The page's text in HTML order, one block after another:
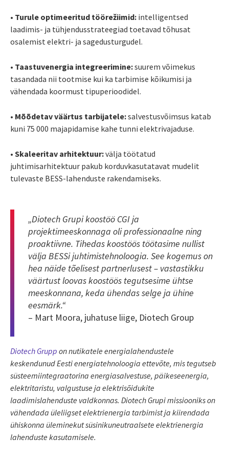
• Turule optimeeritud töörežiimid: intelligentsed
laadimis- ja tühjendusstrateegiad toetavad tõhusat
osalemist elektri- ja sagedusturgudel.
• Taastuvenergia integreerimine:suurem võimekus
tasandada nii tootmise kui ka tarbimise kõikumisi ja
vähendada koormust tipuperioodidel.
• Mõõdetav väärtus tarbijatele:salvestusvõimsus katab
kuni 75 000 majapidamise kahe tunni elektrivajaduse.
• Skaleeritav arhitektuur:välja töötatud
juhtimisarhitektuur pakub korduvkasutatavat mudelit
tulevaste BESS-lahenduste rakendamiseks.
„Diotech Grupi koostöö CGI ja
projektimeeskonnaga oli professionaalne ning
proaktiivne. Tihedas koostöös töötasime nullist
välja BESSi juhtimistehnoloogia. See kogemus on
hea näide tõelisest partnerlusest – vastastikku
väärtust loovas koostöös tegutsesime ühtse
meeskonnana, keda ühendas selge ja ühine
eesmärk.“
– Mart Moora, juhatuse liige, Diotech Group
Diotech Grupp on nutikatele energialahendustele
keskendunud Eesti energiatehnoloogia ettevõte, mis tegutseb
süsteemiintegraatorina energiasalvestuse, päikeseenergia,
elektritaristu, valgustuse ja elektrisõidukite
laadimislahenduste valdkonnas. Diotech Grupi missiooniks on
vähendada üleliigset elektrienergia tarbimist ja kiirendada
ühiskonna üleminekut süsinikuneutraalsete elektrienergia
lahenduste kasutamisele.